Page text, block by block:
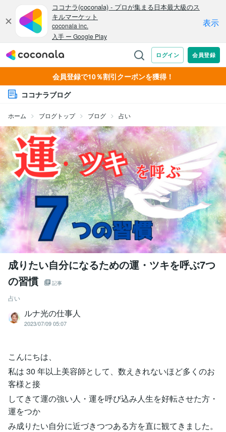
会員登録で10％割引クーポンを獲得！
ココナラブログ
ホーム ブログトップ ブログ 占い
成りたい自分になるための運・ツキを呼ぶ7つ
の習慣
記事
占い
ルナ光の仕事人
2023/07/09 05:07
こんにちは、
私は 30 年以上美容師として、数えきれないほど多くのお
客様と接
してきて運の強い人・運を呼び込み人生を好転させた方・
運をつか
み成りたい自分に近づきつつある方を直に観てきました。